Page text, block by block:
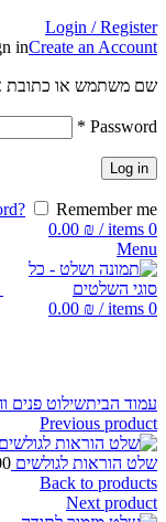
Login / Register
inCreate an Account
שם משתמש או כתובת
Password
*
Log in
Remember me
0
items
/
0.00 ₪
Menu
0
items
/
0.00 ₪
עמוד הביתשילוט פנים
Previous product
שלט הוראות לגולשים
Back to products
Next product